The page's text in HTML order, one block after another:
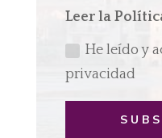
Leer la
He leído y
privacidad